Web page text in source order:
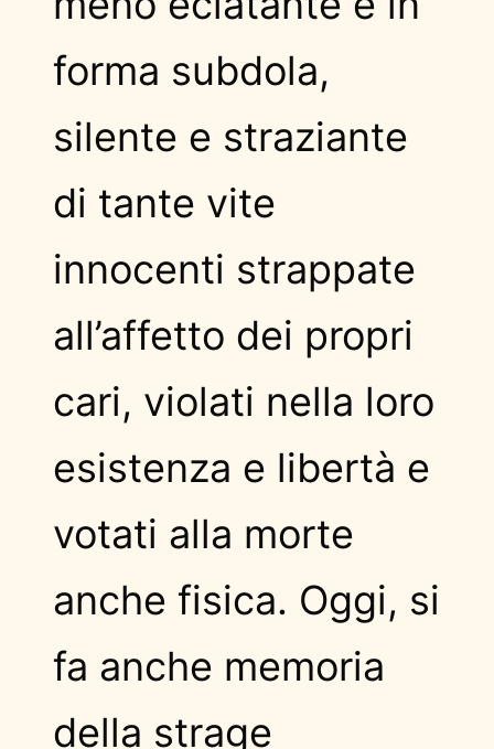
forma subdola,
silente e straziante
di tante vite
innocenti strappate
all’affetto dei propri
cari, violati nella loro
esistenza e libertà e
votati alla morte
anche fisica. Oggi, si
fa anche memoria
della strage